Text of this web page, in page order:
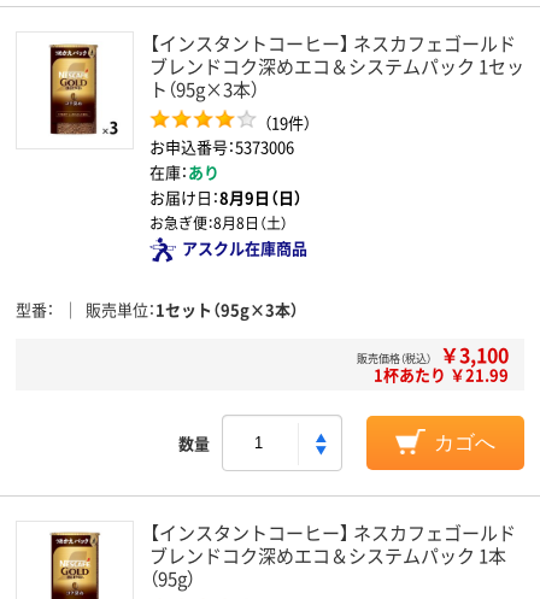
【インスタントコーヒー】 ネスカフェゴールド
ブレンドコク深めエコ＆システムパック 1セッ
ト（95g×3本）
（19件）
お申込番号：5373006
在庫：あり
お届け日：8月9日（日）
お急ぎ便：8月8日（土）
アスクル在庫商品
型番 販売単位 1セット（95g×3本）
販売価格（税込） ￥3,100
1杯あたり ￥21.99
数量 カゴへ
【インスタントコーヒー】 ネスカフェゴールド
ブレンドコク深めエコ＆システムパック 1本
（95g）